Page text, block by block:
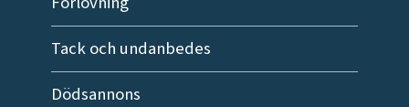
Tack och undanbedes
Dödsannons